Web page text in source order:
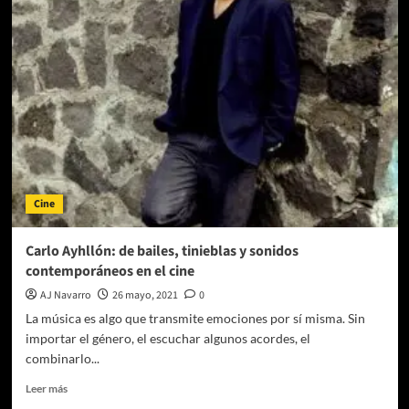
Distribución
acumula
32
nominaciones
en
la
entrega
de
los
Premios
Ariel
2021
Cine
Carlo Ayhllón: de bailes, tinieblas y sonidos
contemporáneos en el cine
AJ Navarro 26 mayo, 2021
0
La música es algo que transmite emociones por sí misma. Sin
importar el género, el escuchar algunos acordes, el
combinarlo...
Leer másLeer